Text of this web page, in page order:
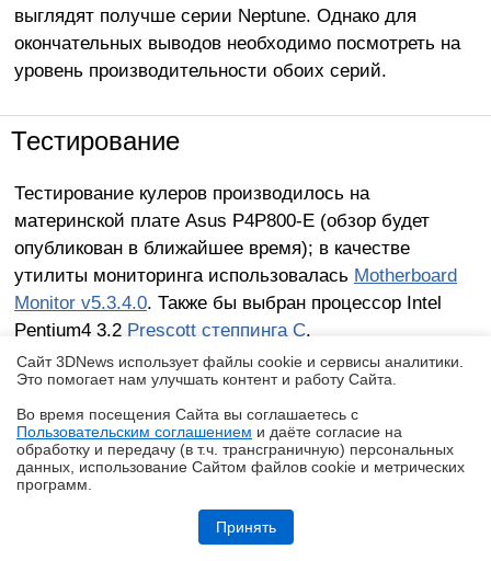
realme P4, realme P4x и realme P4 Lite: заход в ту же реку, но с
выглядят получше серии Neptune. Однако для
окончательных выводов необходимо посмотреть на
уровень производительности обоих серий.
Тестирование
Тестирование кулеров производилось на
материнской плате Asus P4P800-E (обзор будет
опубликован в ближайшее время); в качестве
утилиты мониторинга использовалась Motherboard
Monitor v5.3.4.0. Также бы выбран процессор Intel
Pentium4 3.2 Prescott степпинга C.
Разогрев процессора осуществлялся с помощью
двух запущенных копий программы BurnP6. Два
работающих приложения позволяют полностью
загрузить процессор (напомню что процессоры
Northwood(D)Prescott имеют поддержку
Сайт 3DNews использует файлы cookie и сервисы аналитики.
Это помогает нам улучшать контент и работу Cайта.
Во время посещения Cайта вы соглашаетесь с
Пользовательским соглашением и даёте согласие на
обработку и передачу (в т.ч. трансграничную) персональных
данных, использование Cайтом файлов cookie и метрических
программ.
Принять